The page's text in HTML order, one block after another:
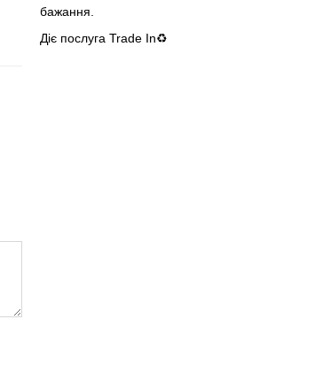
бажання.
Діє послуга Trade In♻️